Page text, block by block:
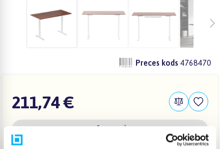
Preces kods 4768470
211,74 €